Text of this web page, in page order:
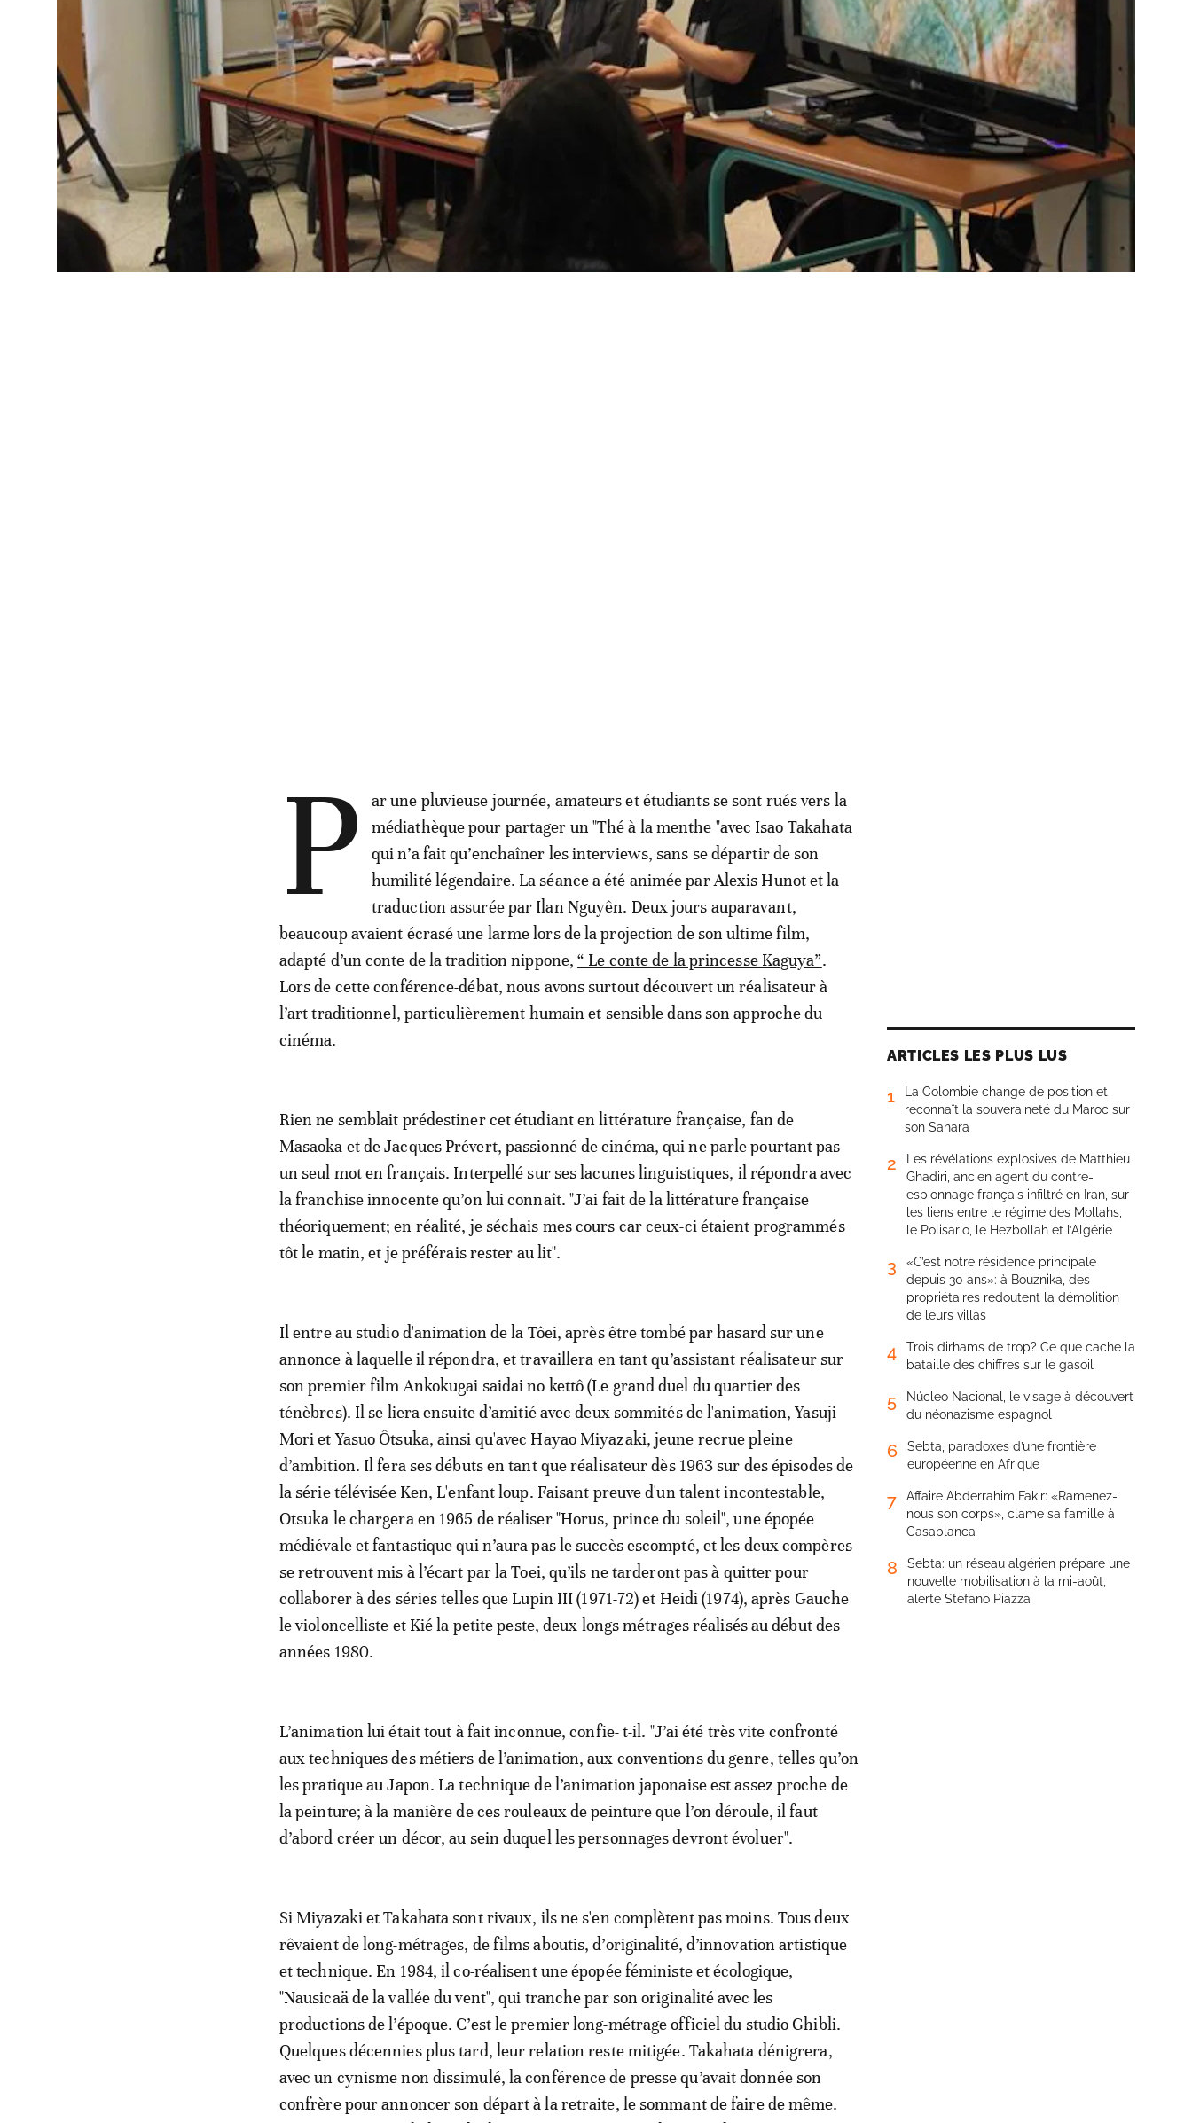
P
ar une pluvieuse journée, amateurs et étudiants se sont rués vers la
médiathèque pour partager un "Thé à la menthe "avec Isao Takahata
qui n’a fait qu’enchaîner les interviews, sans se départir de son
humilité légendaire. La séance a été animée par Alexis Hunot et la
traduction assurée par Ilan Nguyên. Deux jours auparavant,
beaucoup avaient écrasé une larme lors de la projection de son ultime film,
adapté d’un conte de la tradition nippone,“ Le conte de la princesse Kaguya”.
Lors de cette conférence-débat, nous avons surtout découvert un réalisateur à
l’art traditionnel, particulièrement humain et sensible dans son approche du
Rien ne semblait prédestiner cet étudiant en littérature française, fan de
Masaoka et de Jacques Prévert, passionné de cinéma, qui ne parle pourtant pas
un seul mot en français. Interpellé sur ses lacunes linguistiques, il répondra avec
la franchise innocente qu’on lui connaît. "J’ai fait de la littérature française
théoriquement; en réalité, je séchais mes cours car ceux-ci étaient programmés
Il entre au studio d'animation de la Tôei, après être tombé par hasard sur une
annonce à laquelle il répondra, et travaillera en tant qu’assistant réalisateur sur
son premier film Ankokugai saidai no kettô (Le grand duel du quartier des
ténèbres). Il se liera ensuite d’amitié avec deux sommités de l'animation, Yasuji
Mori et Yasuo Ôtsuka, ainsi qu'avec Hayao Miyazaki, jeune recrue pleine
d’ambition. Il fera ses débuts en tant que réalisateur dès 1963 sur des épisodes de
la série télévisée Ken, L'enfant loup. Faisant preuve d'un talent incontestable,
Otsuka le chargera en 1965 de réaliser "Horus, prince du soleil", une épopée
médiévale et fantastique qui n’aura pas le succès escompté, et les deux compères
se retrouvent mis à l’écart par la Toei, qu’ils ne tarderont pas à quitter pour
collaborer à des séries telles que Lupin III (1971-72) et Heidi (1974), après Gauche
le violoncelliste et Kié la petite peste, deux longs métrages réalisés au début des
L’animation lui était tout à fait inconnue, confie- t-il. "J’ai été très vite confronté
aux techniques des métiers de l’animation, aux conventions du genre, telles qu’on
les pratique au Japon. La technique de l’animation japonaise est assez proche de
la peinture; à la manière de ces rouleaux de peinture que l’on déroule, il faut
Si Miyazaki et Takahata sont rivaux, ils ne s'en complètent pas moins. Tous deux
rêvaient de long-métrages, de films aboutis, d’originalité, d’innovation artistique
et technique. En 1984, il co-réalisent une épopée féministe et écologique,
"Nausicaä de la vallée du vent", qui tranche par son originalité avec les
productions de l’époque. C’est le premier long-métrage officiel du studio Ghibli.
Quelques décennies plus tard, leur relation reste mitigée. Takahata dénigrera,
avec un cynisme non dissimulé, la conférence de presse qu’avait donnée son
La Colombie change de position et
reconnaît la souveraineté du Maroc sur
son Sahara
Les révélations explosives de Matthieu
Ghadiri, ancien agent du contre-
espionnage français infiltré en Iran, sur
les liens entre le régime des Mollahs,
le Polisario, le Hezbollah et l’Algérie
«C’est notre résidence principale
depuis 30 ans»: à Bouznika, des
propriétaires redoutent la démolition
de leurs villas
Trois dirhams de trop? Ce que cache la
bataille des chiffres sur le gasoil
Núcleo Nacional, le visage à découvert
du néonazisme espagnol
Sebta, paradoxes d’une frontière
européenne en Afrique
Affaire Abderrahim Fakir: «Ramenez-
nous son corps», clame sa famille à
Casablanca
Sebta: un réseau algérien prépare une
nouvelle mobilisation à la mi-août,